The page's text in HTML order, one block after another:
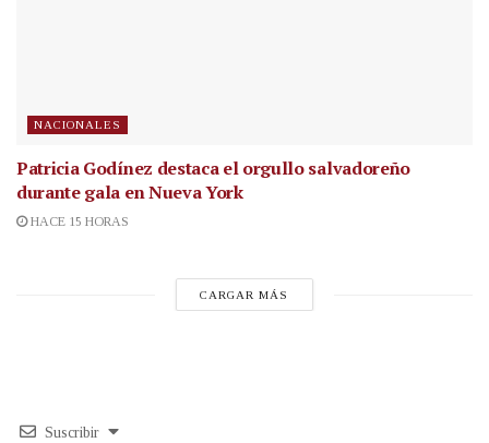
NACIONALES
Patricia Godínez destaca el orgullo salvadoreño
durante gala en Nueva York
HACE 15 HORAS
CARGAR MÁS
Suscribir